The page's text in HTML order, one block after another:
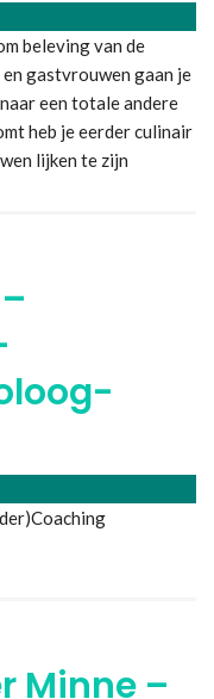
beleving van de
gastvrouwen gaan je
een totale andere
heb je eerder culinair
lijken te zijn
en krijg je
Minne –